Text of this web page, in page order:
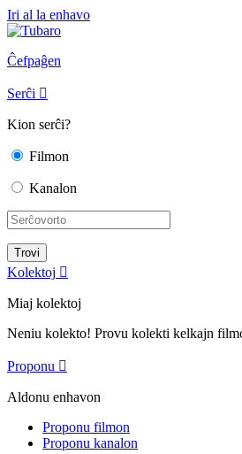
Iri al la enhavo
Ĉefpaĝen
Serĉi 
Kion serĉi?
Filmon
Kanalon
Kolektoj 
Miaj kolektoj
Neniu kolekto! Provu kolekti kelkajn
Proponu 
Aldonu enhavon
Proponu filmon
Proponu kanalon